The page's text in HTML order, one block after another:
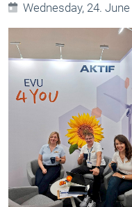
Wednesday, 24.